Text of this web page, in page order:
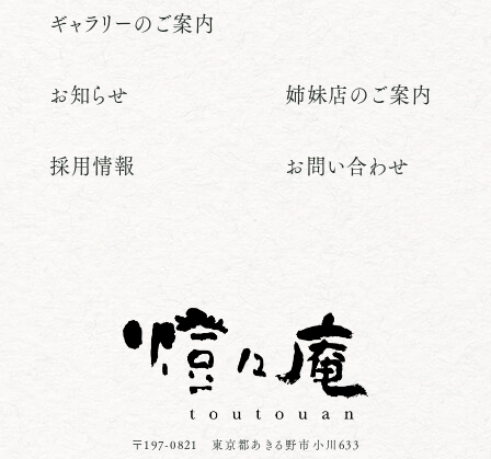
ギャラリーのご案内
お知らせ 姉妹店のご案内
採用情報 お問い合わせ
〒197-0821 東京都あきる野市小川633